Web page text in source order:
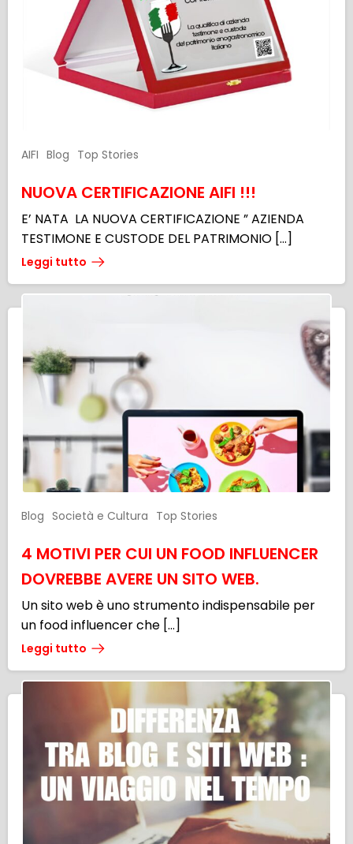
AIFI Blog Top Stories
NUOVA CERTIFICAZIONE AIFI !!!
E’ NATA LA NUOVA CERTIFICAZIONE ” AZIENDA
TESTIMONE E CUSTODE DEL PATRIMONIO […]
Leggi tutto
Blog Società e Cultura Top Stories
4 MOTIVI PER CUI UN FOOD INFLUENCER
DOVREBBE AVERE UN SITO WEB.
Un sito web è uno strumento indispensabile per
un food influencer che […]
Leggi tutto